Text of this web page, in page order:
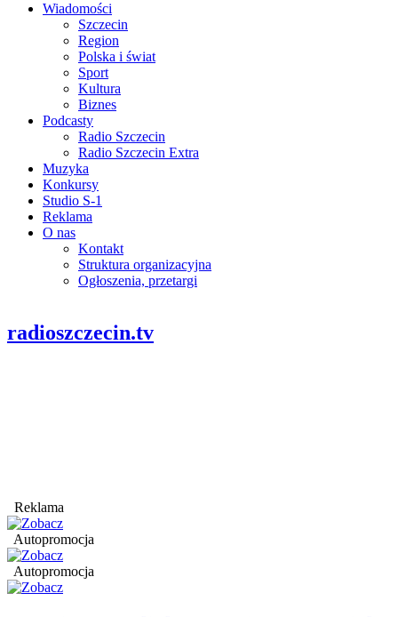
Wiadomości
Szczecin
Region
Polska i świat
Sport
Kultura
Biznes
Podcasty
Radio Szczecin
Radio Szczecin Extra
Muzyka
Konkursy
Studio S-1
Reklama
O nas
Kontakt
Struktura organizacyjna
Ogłoszenia, przetargi
radioszczecin.tv
Reklama
Autopromocja
Autopromocja